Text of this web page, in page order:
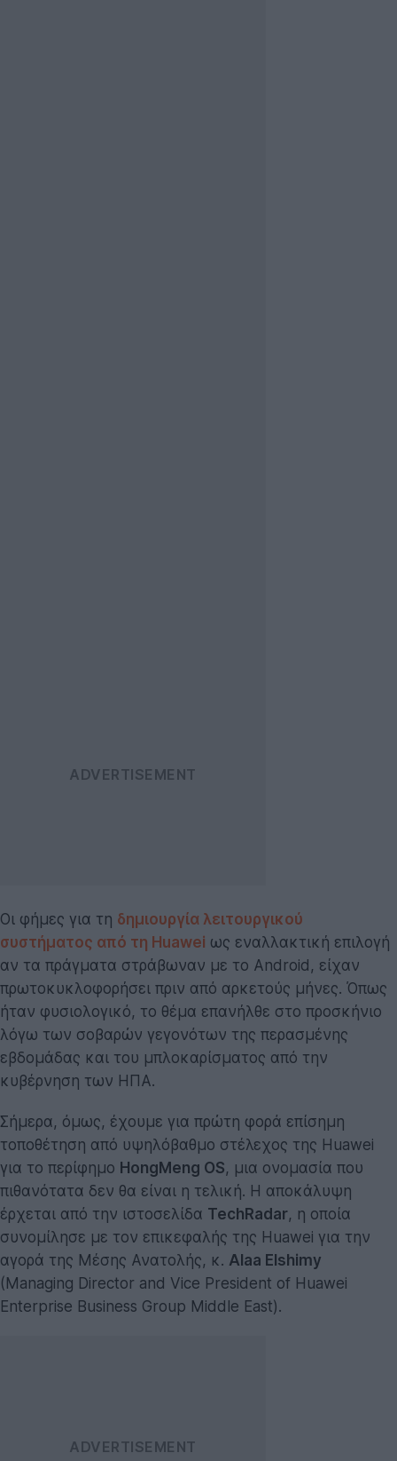
Οι φήμες για τη δημιουργία λειτουργικού
συστήματος από τη Huawei ως εναλλακτική επιλογή
αν τα πράγματα στράβωναν με το Android, είχαν
πρωτοκυκλοφορήσει πριν από αρκετούς μήνες. Όπως
ήταν φυσιολογικό, το θέμα επανήλθε στο προσκήνιο
λόγω των σοβαρών γεγονότων της περασμένης
εβδομάδας και του μπλοκαρίσματος από την
κυβέρνηση των ΗΠΑ.
Σήμερα, όμως, έχουμε για πρώτη φορά επίσημη
τοποθέτηση από υψηλόβαθμο στέλεχος της Huawei
για το περίφημο HongMeng OS, μια ονομασία που
πιθανότατα δεν θα είναι η τελική. Η αποκάλυψη
έρχεται από την ιστοσελίδα TechRadar, η οποία
συνομίλησε με τον επικεφαλής της Huawei για την
αγορά της Μέσης Ανατολής, κ. Alaa Elshimy
(Managing Director and Vice President of Huawei
Enterprise Business Group Middle East).